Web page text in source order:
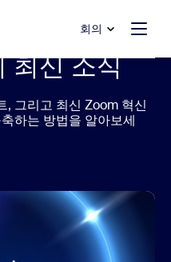
회의
최신 소식
, 그리고 최신 Zoom 혁신
하는 방법을 알아보세